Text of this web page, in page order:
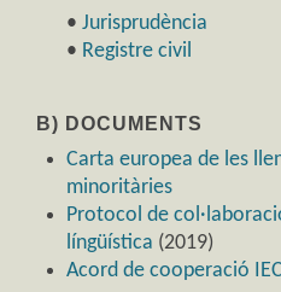
• Jurisprudència
• Registre civil
B) DOCUMENTS
Carta europea de les
minoritàries
Protocol de
língüística (2019)
Acord de cooperació